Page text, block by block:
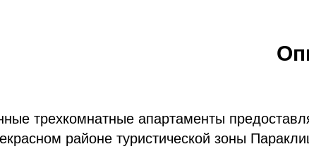
трехкомнатные апартаменты
районе туристической зоны